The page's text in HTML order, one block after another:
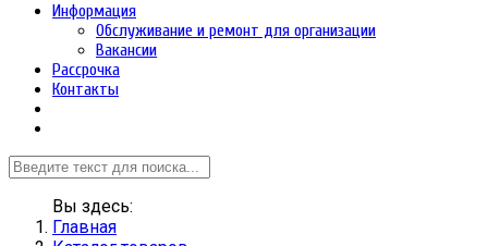
Информация
Обслуживание и ремонт для организации
Вакансии
Рассрочка
Контакты
Вы здесь:
Главная